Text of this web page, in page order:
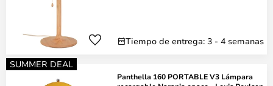
Tiempo de entrega: 3 - 4 semanas
SUMMER DEAL
Panthella 160 PORTABLE V3 Lámpara